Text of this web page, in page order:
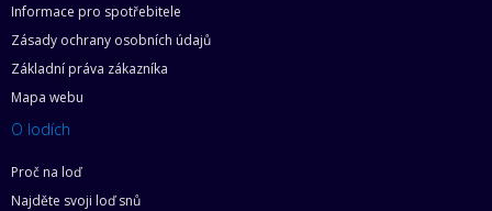
Informace pro spotřebitele
Zásady ochrany osobních údajů
Základní práva zákazníka
Mapa webu
O lodích
Proč na loď
Najděte svoji loď snů